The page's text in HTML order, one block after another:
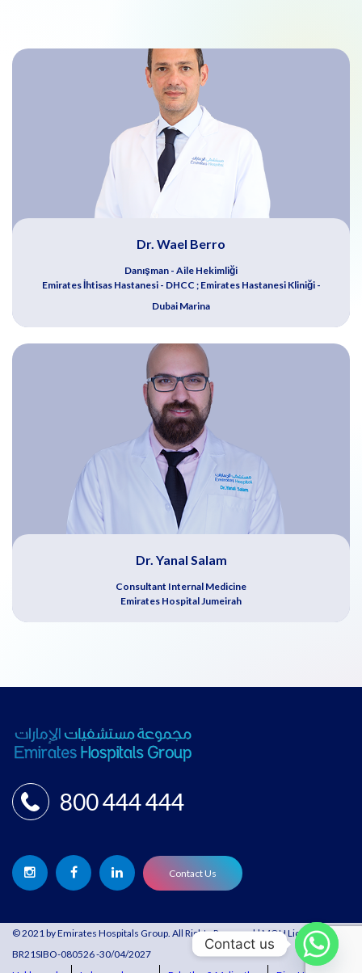
Dr. Wael Berro
Danışman - Aile Hekimliği
Emirates İhtisas Hastanesi - DHCC ; Emirates Hastanesi Kliniği -
Dubai Marina
Dr. Yanal Salam
Consultant Internal Medicine
Emirates Hospital Jumeirah
800 444 444
Contact Us
© 2021 by Emirates Hospitals Group. All Rights Reserved | MOH License:
BR21SIBO-080526 -30/04/2027
Contact us